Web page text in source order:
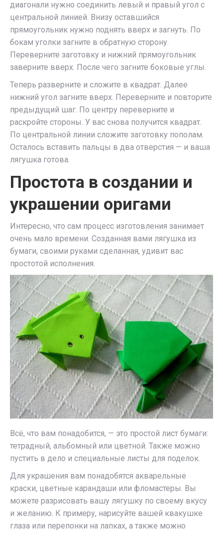
диагонали нужно соединить левый и правый угол с
центральной линией. Внизу оставшийся
прямоугольник нужно поднять вверх и загнуть. По
бокам уголки загните в обратную сторону.
Переверните заготовку и нижний прямоугольник
заверните вверх. После чего загните боковые углы.
Теперь разверните и сложите в квадрат. Далее
нижний угол загните вверх. Переверните и повторите
предыдущий шаг. По центру переверните и
раскройте стороны. У вас снова получится квадрат.
По центральной линии сложите заготовку пополам.
Осталось вставить пальцы в два отверстия — и ваша
лягушка готова.
Простота в создании и
украшении оригами
Интересно, что сам процесс изготовления занимает
очень мало времени. Созданная вами лягушка из
бумаги, своими руками сделанная, удивит вас
простотой исполнения.
Всё, что вам понадобится, — это простой лист бумаги:
тетрадный, альбомный или цветной. Также можно
пустить в дело и специальные листы для поделок.
Для украшения вам понадобятся акварельные
краски, цветные карандаши или фломастеры. Вы
можете разрисовать вашу лягушку по своему вкусу
и желанию. К примеру, нарисуйте вашей квакушке
глаза или перепонки на лапках, а также можно